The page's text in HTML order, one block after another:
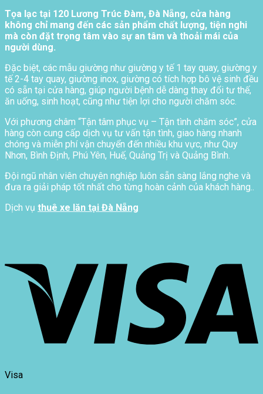
Tọa lạc tại 120 Lương Trúc Đàm, Đà Nẵng, cửa hàng
không chỉ mang đến các sản phẩm chất lượng, tiện nghi
mà còn đặt trọng tâm vào sự an tâm và thoải mái của
người dùng.
Đặc biệt, các mẫu giường như giường y tế 1 tay quay, giường y
tế 2-4 tay quay, giường inox, giường có tích hợp bô vệ sinh đều
có sẵn tại cửa hàng, giúp người bệnh dễ dàng thay đổi tư thế,
ăn uống, sinh hoạt, cũng như tiện lợi cho người chăm sóc.
Với phương châm “Tận tâm phục vụ – Tận tình chăm sóc”, cửa
hàng còn cung cấp dịch vụ tư vấn tận tình, giao hàng nhanh
chóng và miễn phí vận chuyển đến nhiều khu vực, như Quy
Nhơn, Bình Định, Phú Yên, Huế, Quảng Trị và Quảng Bình.
Đội ngũ nhân viên chuyên nghiệp luôn sẵn sàng lắng nghe và
đưa ra giải pháp tốt nhất cho từng hoàn cảnh của khách hàng..
Dịch vụ thuê xe lăn tại Đà Nẵng
Visa